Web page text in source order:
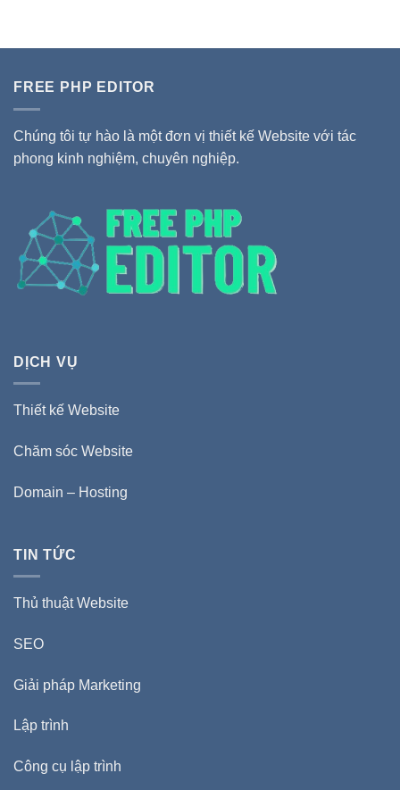
FREE PHP EDITOR
Chúng tôi tự hào là một đơn vị thiết kế Website với tác
phong kinh nghiệm, chuyên nghiệp.
DỊCH VỤ
Thiết kế Website
Chăm sóc Website
Domain – Hosting
TIN TỨC
Thủ thuật Website
SEO
Giải pháp Marketing
Lập trình
Công cụ lập trình